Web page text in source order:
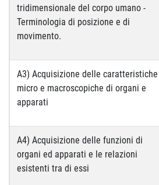
tridimensionale del corpo umano -
Terminologia di posizione e di
movimento.
A3) Acquisizione delle caratteristiche
micro e macroscopiche di organi e
apparati
A4) Acquisizione delle funzioni di
organi ed apparati e le relazioni
esistenti tra di essi